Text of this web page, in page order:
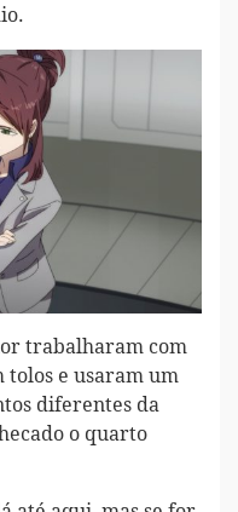
trabalharam com
tolos e usaram um
diferentes da
o quarto